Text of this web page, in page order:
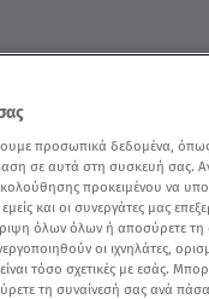
προσωπικά δεδομένα,
σε αυτά στη συσκευή σας.
προκειμένου να
και οι συνεργάτες μας
όλων όλων ή αποσύρετε τη
οι ιχνηλάτες,
τόσο σχετικές με εσάς.
τη συναίνεσή σας ανά